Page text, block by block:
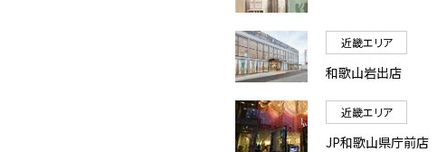
近畿エリア
和歌山岩出店
近畿エリア
JP和歌山県庁前店